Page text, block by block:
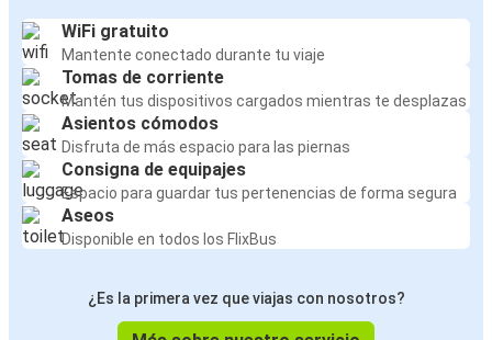
WiFi gratuito
Mantente conectado durante tu viaje
Tomas de corriente
Mantén tus dispositivos cargados mientras te desplazas
Asientos cómodos
Disfruta de más espacio para las piernas
Consigna de equipajes
Espacio para guardar tus pertenencias de forma segura
Aseos
Disponible en todos los FlixBus
¿Es la primera vez que viajas con nosotros?